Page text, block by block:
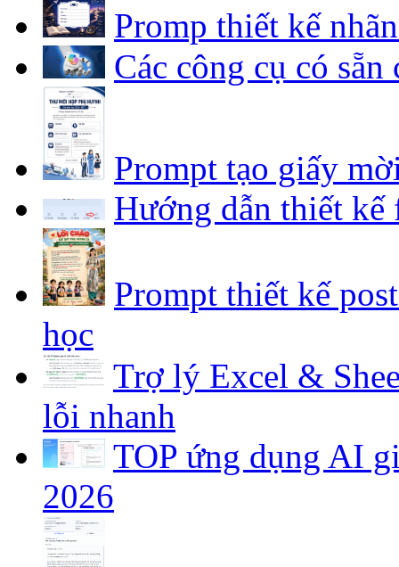
Promp thiết kế
Các công cụ có
Prompt tạo giấy
Hướng dẫn thiết
Prompt thiết kế
học
Trợ lý Excel &
lỗi nhanh
TOP ứng dụng AI
2026